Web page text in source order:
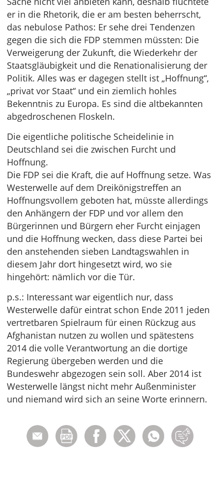
er in die Rhetorik, die er am besten beherrscht,
das nebulose Pathos: Er sehe drei Tendenzen
gegen die sich die FDP stemmen müssten: Die
Verweigerung der Zukunft, die Wiederkehr der
Staatsgläubigkeit und die Renationalisierung der
Politik. Alles was er dagegen stellt ist „Hoffnung“,
„privat vor Staat“ und ein ziemlich hohles
Bekenntnis zu Europa. Es sind die altbekannten
abgedroschenen Floskeln.
Die eigentliche politische Scheidelinie in
Deutschland sei die zwischen Furcht und
Hoffnung.
Die FDP sei die Kraft, die auf Hoffnung setze. Was
Westerwelle auf dem Dreikönigstreffen an
Hoffnungsvollem geboten hat, müsste allerdings
den Anhängern der FDP und vor allem den
Bürgerinnen und Bürgern eher Furcht einjagen
und die Hoffnung wecken, dass diese Partei bei
den anstehenden sieben Landtagswahlen in
diesem Jahr dort hingesetzt wird, wo sie
hingehört: nämlich vor die Tür.
p.s.: Interessant war eigentlich nur, dass
Westerwelle dafür eintrat schon Ende 2011 jeden
vertretbaren Spielraum für einen Rückzug aus
Afghanistan nutzen zu wollen und spätestens
2014 die volle Verantwortung an die dortige
Regierung übergeben werden und die
Bundeswehr abgezogen sein soll. Aber 2014 ist
Westerwelle längst nicht mehr Außenminister
und niemand wird sich an seine Worte erinnern.